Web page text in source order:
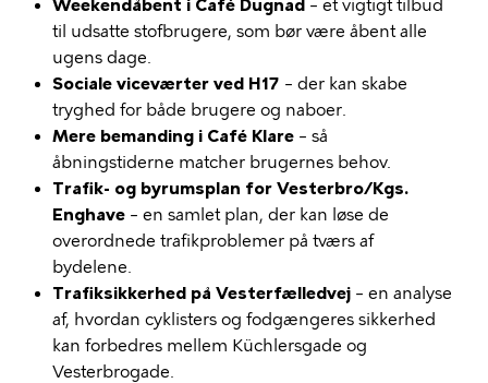
Weekendåbent i Café Dugnad – et vigtigt tilbud
til udsatte stofbrugere, som bør være åbent alle
ugens dage.
Sociale viceværter ved H17 – der kan skabe
tryghed for både brugere og naboer.
Mere bemanding i Café Klare – så
åbningstiderne matcher brugernes behov.
Trafik- og byrumsplan for Vesterbro/Kgs.
Enghave – en samlet plan, der kan løse de
overordnede trafikproblemer på tværs af
bydelene.
Trafiksikkerhed på Vesterfælledvej – en analyse
af, hvordan cyklisters og fodgængeres sikkerhed
kan forbedres mellem Küchlersgade og
Vesterbrogade.